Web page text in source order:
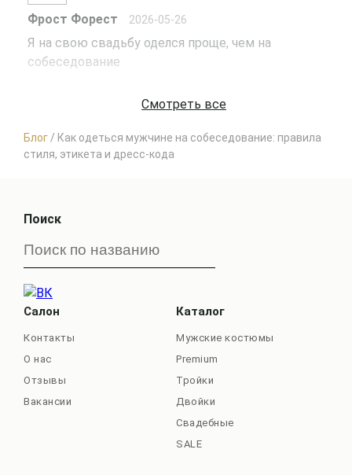
Фрост Форест 2026-05-26
Я на свою свадьбу оделся проще, чем на
собеседование
Смотреть все
Блог / Как одеться мужчине на собеседование: правила
стиля, этикета и дресс-кода
Поиск
Салон
Контакты
О нас
Отзывы
Вакансии
Каталог
Мужские костюмы
Premium
Тройки
Двойки
Свадебные
SALE